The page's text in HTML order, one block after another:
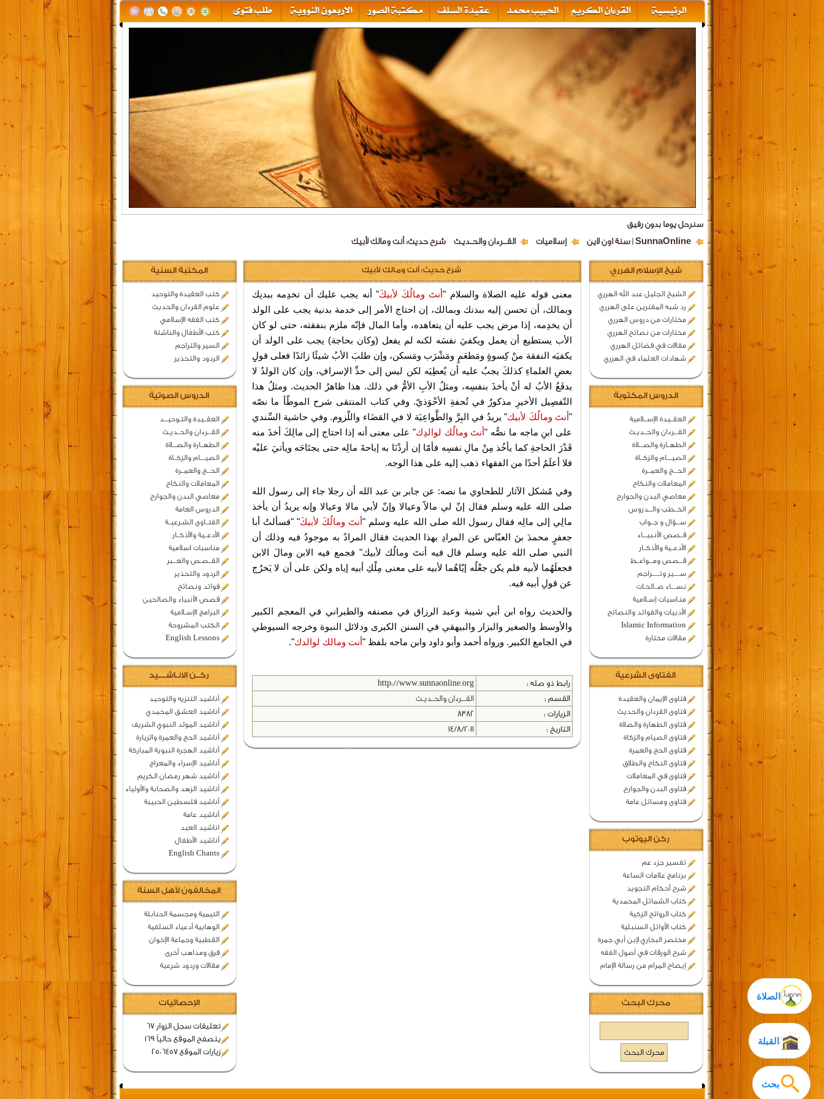
سنرحل يوما بدون رفيق
SunnaOnline | سنة اون لاين إسلاميات القـــرءان والحــديـث شرح حديث: أنت ومالك لأبيك
بحث
الصلاة
شيخ الإسلام الهرري
الشيخ الجليل عبد الله الهرري
رد شبه المفترين على الهرري
مختارات من دروس الهرري
مختارات من نصائح الهرري
مقالات في فضائل الهرري
شهادات العلماء في الهرري
الدروس المكتوبة
العقــيدة الإســلامية
القـــرءان والحــديـث
الطهــارة والصـــلاة
الصيــــام والزكــاة
الحـــج والعمــرة
المعاملات والنكاح
معاصي البدن والجوارح
الخــطب والـــدروس
ســـؤال و جــواب
قــصص الأنـبيـــاء
الأدعــية والأذكــار
قـــصص ومـــواعــظ
ســـــير وتــــــراجم
نســــاء صــالحـات
منـاسبات إسـلامية
الأدبيات والفوائد والنصائح
Islamic Information
مقالات مختارة
الفتاوى الشرعية
فتاوى الإيمان والعقيدة
فتاوى القرءان والحديث
فتاوى الطهارة والصلاة
فتاوى الصيام والزكاة
فتاوى الحج والعمرة
فتاوى النكاح والطلاق
فتاوى في المعاملات
فتاوى البدن والجوارح
فتاوى ومسائل عامة
ركن اليوتوب
تفسير جزء عم
برنامج علامات الساعة
شرح أحكام التجويد
كتاب الشمائل المحمدية
كتاب الروائح الزكية
كتاب الأوائل السنبلية
مختصر البخاري لإبن أبي جمرة
شرح الورقات في أصول الفقه
إيضاح المرام من رسالة الإمام
محرك البحث
القبلة
المكتبة السنية
كتب العقيدة والتوحيد
علوم القرءان والحديث
كتب الفقه الإسلامي
كتب الأطفال والناشئة
السير والتراجم
الردود والتحذير
الدروس الصوتية
العقــيدة والتـوحيـــد
القـــرءان والحــديـث
الطهــارة والصـــلاة
الصيــــام والزكــاة
الحـــج والعمــرة
المعاملات والنكاح
معاصي البدن والجوارح
الدروس العامة
الفتــاوى الشـرعيــة
الأدعــية والأذكــار
مناسبات اسلامية
القــصـص والعـــبر
الردود والتحذير
فوائد ونصائح
قصص الأنبياء والصالحين
البرامج الإسـلامية
الكتب المشروحة
English Lessons
ركــن الانـاشــــيد
أناشيد التنزيه والتوحيد
أناشيد العشق المحمدي
أناشيد المولد النبوي الشريف
أناشيد الحج والعمرة والزيارة
أناشيد الهجرة النبوية المباركة
أناشيد الإسراء والمعراج
أناشيد شهر رمضان الكريم
أناشيد الزهد والصحابة والأولياء
أناشيد فلسطين الحبيبة
أناشيد عامة
اناشيد العيد
أناشيد الأطفال
English Chants
المخالفون لأهل السنة
التيمية ومجسمة الحنابلة
الوهابية أدعياء السلفية
القطبية وجماعة الإخوان
فرق ومذاهب أخرى
مقالات وردود شرعية
الإحصائيات
تعليقات سجل الزوار 67
يتصفح الموقع حالياً 169
زيارات الموقع 2506457
شرح حديث: أنت ومالك لأبيك
معنى قوله عليه الصلاة والسلام "أنتَ ومالُكَ لأبيكَ" أنه يجب عليك أن تخدِمه ببدنِك
وبمالك، أن تحسن إليه ببدنك وبمالك، إن احتاج الأمر إلى خدمة بدنية يجب على الولد
أن يخدِمه، إذا مرض يجب عليه أن يتعاهده، وأما المال فإنّه ملزم بنفقته، حتى لو كان
الأب يستطيع أن يعمل ويكفيَ نفسَه لكنه لم يفعل (وكان بحاجة) يجب على الولد أن
يكفيَه النفقة منْ كِسوةٍ ومَطعَمٍ ومَشْرَب ومَسكن، وإن طلبَ الأبُ شيئًا زائدًا فعلى قولِِِ
بعضِ العلماءِ كذلكَ يجبُ عليه أن يُعطِيَه لكن ليس إلى حدِّ الإسرافِ، وإن كان الولدُ لا
يدفَعُ الأبُ له أنْ يأخذَ بنفسِه، ومثلُ الأبِ الأمُّ في ذلك. هذا ظاهرُ الحديث. ومثلُ هذا
التّفصِيل الأخيرِ مذكورٌ في تُحفةِ الأحْوَذيّ. وفي كتاب المنتقى شرح الموطّأ ما نصّه
"أنتَ ومالُكَ لأبيك" يريدُ في البِرَّ والطَّواعِيَة لا في القضَاء واللّزوم. وفي حاشية السِّندي
على ابنِ ماجه ما نصُّه "أنتَ ومالُك لوالدِك" على معنى أنه إذا احتاج إلى مالِكَ أخذَ منه
قَدْرَ الحاجةِ كما يأخُذ مِنْ مالِ نفسِه فأمّا إن أردْنَا به إباحةَ مالِه حتى يجتَاحَه ويأتيَ عليْه
فلا أعلَمُ أحدًا من الفقهاء ذهب إليه على هذا الوجه.
وفي مُشكل الآثار للطحاوي ما نصه: عن جابر بن عبد الله أن رجلا جاء إلى رسول الله
صلى الله عليه وسلم فقال إنّ لي مالاً وعيالا وإنّ لأبي مالا وعيالا وإنه يريدُ أن يأخذ
مالِي إلى مالِه فقال رسول الله صلى الله عليه وسلم "أنتَ ومالُكَ لأبيكَ" "فسألتُ أبا
جعفرٍ محمدَ بنَ العبّاس عن المرادِ بهذا الحديث فقال المرادُ به موجودٌ فيه وذلك أن
النبي صلى الله عليه وسلم قال فيه أنتَ ومالُك لأبيك" فجمع فيه الابن ومالَ الابن
فجعلَهُما لأبيه فلم يكن جعْلُه إيّاهُما لأبيه على معنى مِلْكِ أبيه إياه ولكن على أن لا يَخرُج
عن قولِ أبيه فيه.
والحديث رواه ابن أبي شيبة وعبد الرزاق في مصنفه والطبراني في المعجم الكبير
والأوسط والصغير والبزار والبيهقي في السنن الكبرى ودلائل النبوة وخرجه السيوطي
في الجامع الكبير. ورواه أحمد وأبو داود وابن ماجه بلفظ "أنت ومالك لوالدك".
رابط ذو صله :
http://www.sunnaonline.org
القسم :
القـــرءان والحــديـث
الزيارات :
8382
التاريخ :
14/8/2011